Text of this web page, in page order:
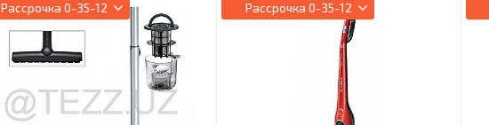
Рассрочка 0-35-12 Рассрочка 0-35-12